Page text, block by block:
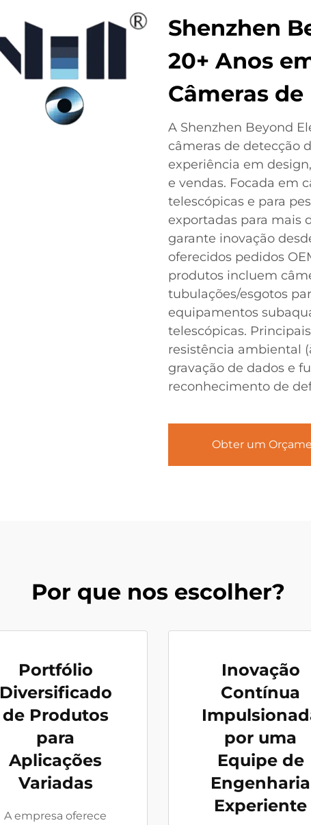
Shenzhen
20+ Anos
Câmeras
A Shenzhen Beyond
câmeras de detecção
experiência em
e vendas. Focada em
telescópicas e para
exportadas para mais
garante inovação
oferecidos pedidos
produtos incluem
tubulações/esgotos
equipamentos
telescópicas.
resistência ambiental
gravação de dados e
reconhecimento de
Obter um
Por que nos escolher?
Portfólio
Diversificado
de Produtos
para
Aplicações
Variadas
A empresa oferece
Inovação
Contínua
por uma
Equipe de
Engenharia
Experiente